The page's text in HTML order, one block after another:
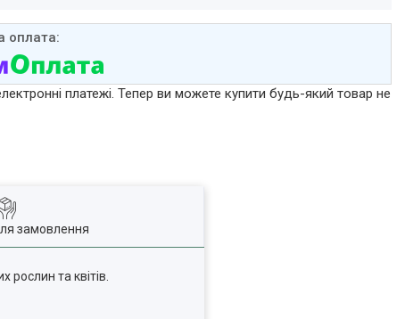
платежі. Тепер ви можете купити будь-який товар не
замовлення
та квітів.